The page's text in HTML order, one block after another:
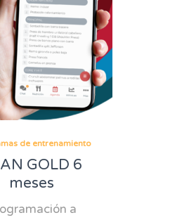
de entrenamiento
GOLD 6
meses
a